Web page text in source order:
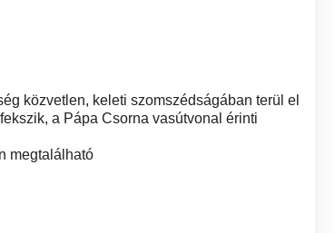
közvetlen, keleti szomszédságában terül el
a Pápa Csorna vasútvonal érinti
megtalálható